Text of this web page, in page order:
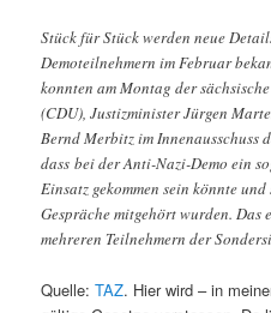
Stück für Stück werden neue
Demoteilnehmern im Februar
konnten am Montag der
(CDU), Justizminister Jürgen
Bernd Merbitz im Innenausschuss
dass bei der Anti-Nazi-Demo ein
Einsatz gekommen sein könnte
Gespräche mitgehört wurden. Das
mehreren Teilnehmern der
Quelle:TAZ. Hier wird – in